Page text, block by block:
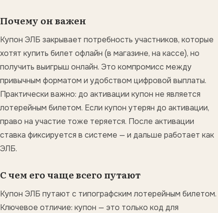
Почему он важен
Купон ЭЛБ закрывает потребность участников, которые
хотят купить билет офлайн (в магазине, на кассе), но
получить выигрыш онлайн. Это компромисс между
привычным форматом и удобством цифровой выплаты.
Практически важно: до активации купон не является
лотерейным билетом. Если купон утерян до активации,
право на участие тоже теряется. После активации
ставка фиксируется в системе — и дальше работает как
ЭЛБ.
С чем его чаще всего путают
Купон ЭЛБ путают с типографским лотерейным билетом.
Ключевое отличие: купон — это только код для